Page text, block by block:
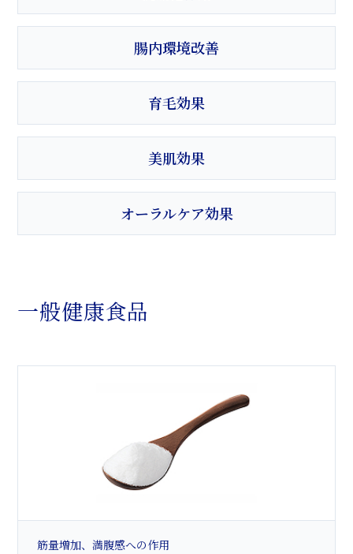
腸内環境改善
育毛効果
美肌効果
オーラルケア効果
一般健康食品
筋量増加、満腹感への作用